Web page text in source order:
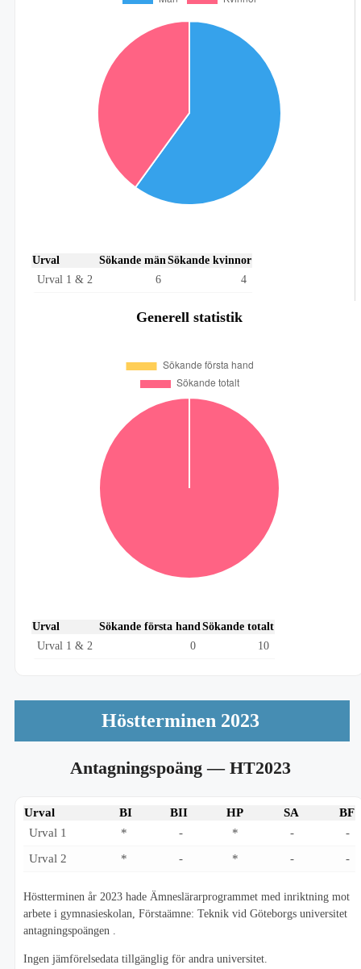
Urval Sökande mänSökande kvinnor
Urval 1 & 2
6 4
Generell statistik
Urval Sökande första handSökande totalt
Urval 1 & 2
0 10
Höstterminen 2023
Antagningspoäng— HT2023
Urval BI BII HP SA
BF
Urval 1
* - * -
-
Urval 2
* - * - -
Höstterminen år 2023 hade Ämneslärarprogrammet med inriktning mot
arbete i gymnasieskolan, Förstaämne: Teknik vid Göteborgs universitet
antagningspoängen .
Ingen jämförelsedata tillgänglig för andra universitet.